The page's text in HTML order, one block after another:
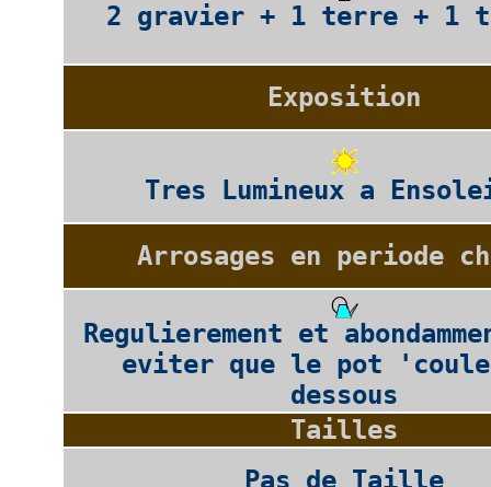
2 gravier + 1 terre + 1
Exposition
Tres Lumineux a
Arrosages en periode
Regulierement et
eviter que le pot
dessous
Tailles